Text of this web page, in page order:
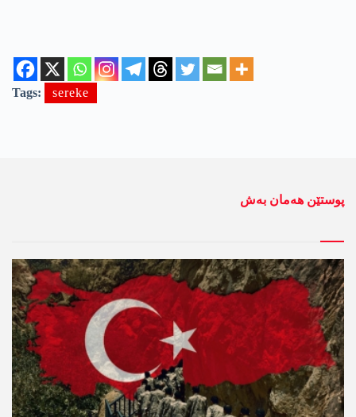
Tags: sereke
پوستێن ھەمان بەش